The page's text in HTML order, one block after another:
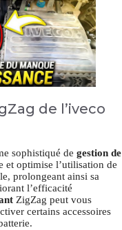
de l’iveco
sophistiqué de gestion de
et optimise l’utilisation de
prolongeant ainsi sa
l’efficacité
ZigZag peut vous
certains accessoires